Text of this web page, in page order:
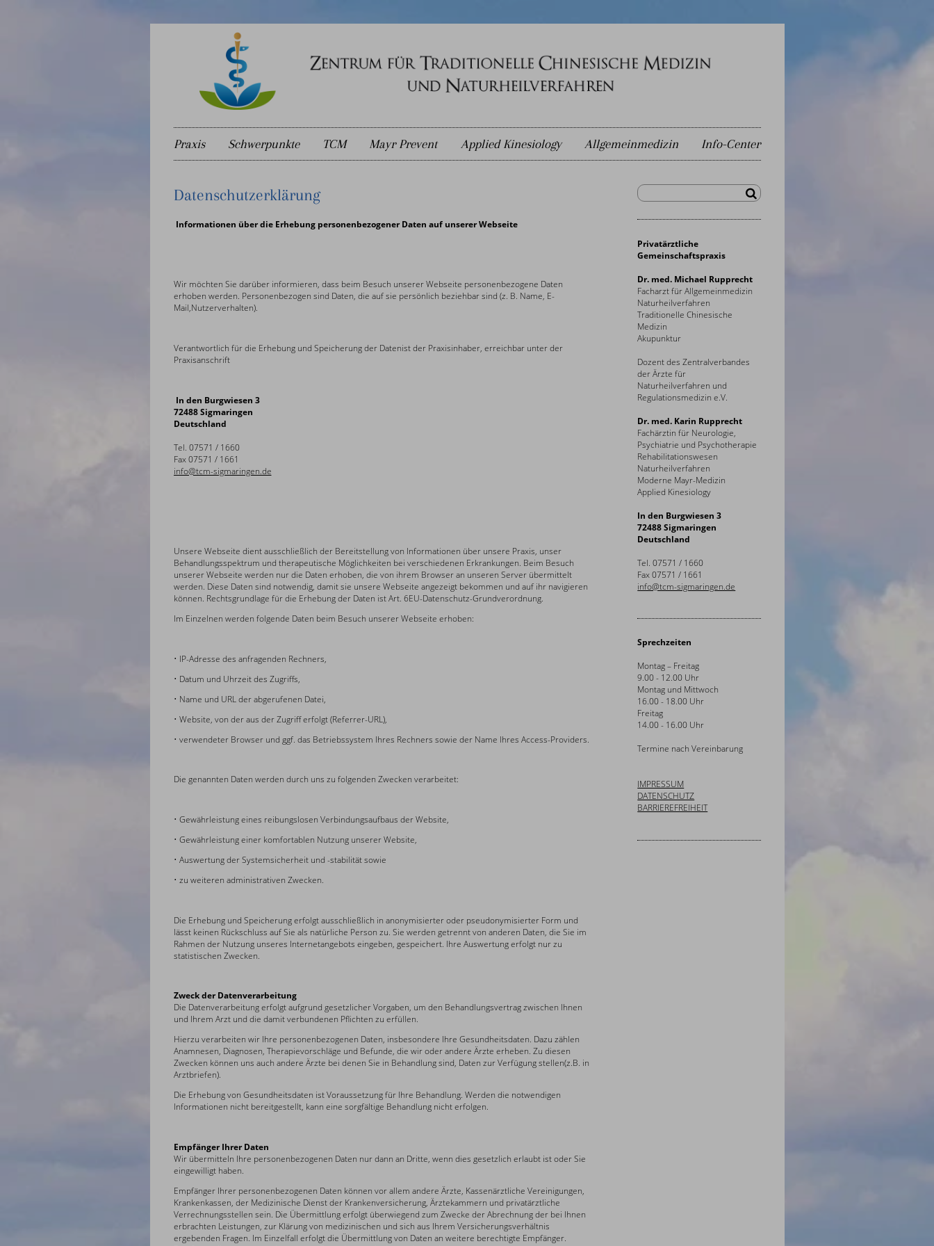
Praxis Schwerpunkte TCM Mayr Prevent Applied Kinesiology Allgemeinmedizin Info-Center
Datenschutzerklärung
Informationen über die Erhebung personenbezogener Daten auf unserer Webseite
Wir möchten Sie darüber informieren, dass beim Besuch unserer Webseite personenbezogene Daten
erhoben werden. Personenbezogen sind Daten, die auf sie persönlich beziehbar sind (z. B. Name, E-
Mail,Nutzerverhalten).
Verantwortlich für die Erhebung und Speicherung der Datenist der Praxisinhaber, erreichbar unter der
Praxisanschrift
In den Burgwiesen 3
72488 Sigmaringen
Deutschland
Tel. 07571 / 1660
Fax 07571 / 1661
info@tcm-sigmaringen.de
Unsere Webseite dient ausschließlich der Bereitstellung von Informationen über unsere Praxis, unser
Behandlungsspektrum und therapeutische Möglichkeiten bei verschiedenen Erkrankungen. Beim Besuch
unserer Webseite werden nur die Daten erhoben, die von ihrem Browser an unseren Server übermittelt
werden. Diese Daten sind notwendig, damit sie unsere Webseite angezeigt bekommen und auf ihr navigieren
können. Rechtsgrundlage für die Erhebung der Daten ist Art. 6EU-Datenschutz-Grundverordnung.
Im Einzelnen werden folgende Daten beim Besuch unserer Webseite erhoben:
• IP-Adresse des anfragenden Rechners,
• Datum und Uhrzeit des Zugriffs,
• Name und URL der abgerufenen Datei,
• Website, von der aus der Zugriff erfolgt (Referrer-URL),
• verwendeter Browser und ggf. das Betriebssystem Ihres Rechners sowie der Name Ihres Access-Providers.
Die genannten Daten werden durch uns zu folgenden Zwecken verarbeitet:
• Gewährleistung eines reibungslosen Verbindungsaufbaus der Website,
• Gewährleistung einer komfortablen Nutzung unserer Website,
• Auswertung der Systemsicherheit und -stabilität sowie
• zu weiteren administrativen Zwecken.
Die Erhebung und Speicherung erfolgt ausschließlich in anonymisierter oder pseudonymisierter Form und
lässt keinen Rückschluss auf Sie als natürliche Person zu. Sie werden getrennt von anderen Daten, die Sie im
Rahmen der Nutzung unseres Internetangebots eingeben, gespeichert. Ihre Auswertung erfolgt nur zu
statistischen Zwecken.
Zweck der Datenverarbeitung
Die Datenverarbeitung erfolgt aufgrund gesetzlicher Vorgaben, um den Behandlungsvertrag zwischen Ihnen
und Ihrem Arzt und die damit verbundenen Pflichten zu erfüllen.
Hierzu verarbeiten wir Ihre personenbezogenen Daten, insbesondere Ihre Gesundheitsdaten. Dazu zählen
Anamnesen, Diagnosen, Therapievorschläge und Befunde, die wir oder andere Ärzte erheben. Zu diesen
Zwecken können uns auch andere Ärzte bei denen Sie in Behandlung sind, Daten zur Verfügung stellen(z.B. in
Arztbriefen).
Die Erhebung von Gesundheitsdaten ist Voraussetzung für Ihre Behandlung. Werden die notwendigen
Informationen nicht bereitgestellt, kann eine sorgfältige Behandlung nicht erfolgen.
Empfänger Ihrer Daten
Wir übermitteln Ihre personenbezogenen Daten nur dann an Dritte, wenn dies gesetzlich erlaubt ist oder Sie
eingewilligt haben.
Empfänger Ihrer personenbezogenen Daten können vor allem andere Ärzte, Kassenärztliche Vereinigungen,
Krankenkassen, der Medizinische Dienst der Krankenversicherung, Ärztekammern und privatärztliche
Verrechnungsstellen sein. Die Übermittlung erfolgt überwiegend zum Zwecke der Abrechnung der bei Ihnen
erbrachten Leistungen, zur Klärung von medizinischen und sich aus Ihrem Versicherungsverhältnis
ergebenden Fragen. Im Einzelfall erfolgt die Übermittlung von Daten an weitere berechtigte Empfänger.
Privatärztliche
Gemeinschaftspraxis
Dr. med. Michael Rupprecht
Facharzt für Allgemeinmedizin
Naturheilverfahren
Traditionelle Chinesische
Medizin
Akupunktur
Dozent des Zentralverbandes
der Ärzte für
Naturheilverfahren und
Regulationsmedizin e.V.
Dr. med. Karin Rupprecht
Fachärztin für Neurologie,
Psychiatrie und Psychotherapie
Rehabilitationswesen
Naturheilverfahren
Moderne Mayr-Medizin
Applied Kinesiology
In den Burgwiesen 3
72488 Sigmaringen
Deutschland
Tel. 07571 / 1660
Fax 07571 / 1661
info@tcm-sigmaringen.de
Sprechzeiten
Montag – Freitag
9.00 - 12.00 Uhr
Montag und Mittwoch
16.00 - 18.00 Uhr
Freitag
14.00 - 16.00 Uhr
Termine nach Vereinbarung
IMPRESSUM
DATENSCHUTZ
BARRIEREFREIHEIT